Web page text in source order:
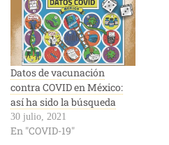
Datos de vacunación
contra COVID en México:
así ha sido la búsqueda
30 julio, 2021
En "COVID-19"